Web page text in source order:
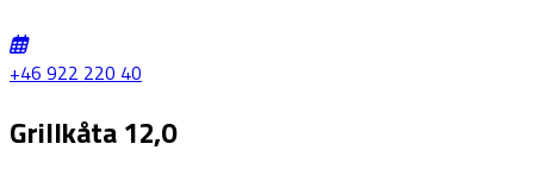
+46 922 220 40
Grillkåta 12,0